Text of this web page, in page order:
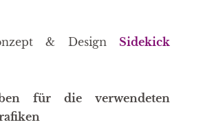
& DesignSidekick
für die verwendeten